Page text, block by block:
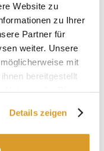
Website zu
zu Ihrer
Partner für
weiter. Unsere
mit
bereitgestellt
Details zeigen